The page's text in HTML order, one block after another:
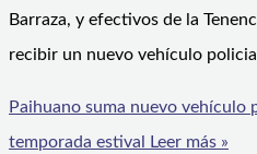
Barraza, y efectivos de la
recibir un nuevo vehículo
Paihuano suma nuevo vehículo
temporada estival
Leer más »